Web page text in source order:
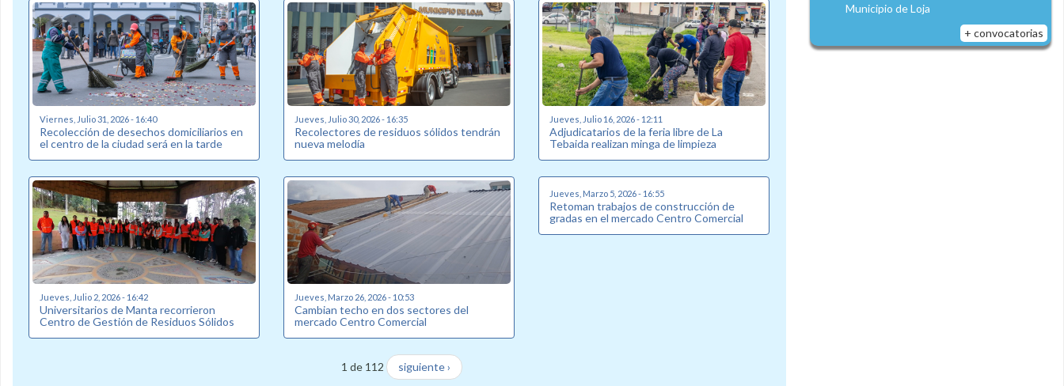
Viernes, Julio 31, 2026 - 16:40
Recolección de desechos domiciliarios en
el centro de la ciudad será en la tarde
Jueves, Julio 30, 2026 - 16:35
Recolectores de residuos sólidos tendrán
nueva melodía
Jueves, Julio 16, 2026 - 12:11
Adjudicatarios de la feria libre de La
Tebaida realizan minga de limpieza
Jueves, Julio 2, 2026 - 16:42
Universitarios de Manta recorrieron
Centro de Gestión de Residuos Sólidos
Jueves, Marzo 26, 2026 - 10:53
Cambian techo en dos sectores del
mercado Centro Comercial
Jueves, Marzo 5, 2026 - 16:55
Retoman trabajos de construcción de
gradas en el mercado Centro Comercial
1 de 112 siguiente ›
Municipio de Loja
+ convocatorias